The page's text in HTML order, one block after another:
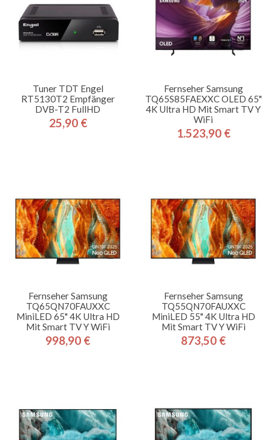
Tuner TDT Engel
RT5130T2 Empfänger
DVB-T2 FullHD
Preis
25,90 €
Fernseher Samsung
TQ65S85FAEXXC OLED 65"
4K Ultra HD Mit Smart TV Y
WiFi
Preis
1.523,90 €
Fernseher Samsung
TQ65QN70FAUXXC
MiniLED 65" 4K Ultra HD
Mit Smart TV Y WiFi
Preis
998,90 €
Fernseher Samsung
TQ55QN70FAUXXC
MiniLED 55" 4K Ultra HD
Mit Smart TV Y WiFi
Preis
873,50 €